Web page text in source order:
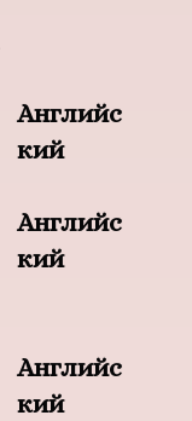
Английс
кий
Английс
кий
Английс
кий